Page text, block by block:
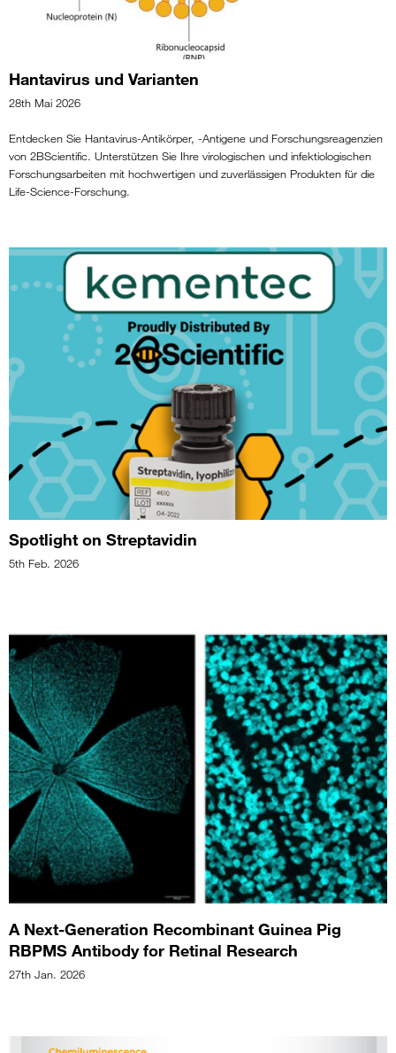
Hantavirus und Varianten
28th Mai 2026
Entdecken Sie Hantavirus-Antikörper, -Antigene und Forschungsreagenzien
von 2BScientific. Unterstützen Sie Ihre virologischen und infektiologischen
Forschungsarbeiten mit hochwertigen und zuverlässigen Produkten für die
Life-Science-Forschung.
Spotlight on Streptavidin
5th Feb. 2026
A Next-Generation Recombinant Guinea Pig
RBPMS Antibody for Retinal Research
27th Jan. 2026